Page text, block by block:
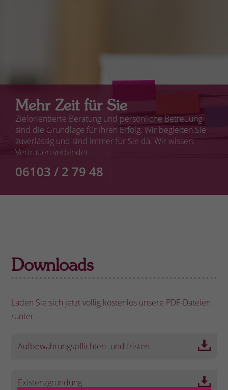
Mehr Zeit für Sie
Zielorientierte Beratung und persönliche Betreuung
sind die Grundlage für Ihren Erfolg. Wir begleiten Sie
zuverlässig und sind immer für Sie da. Wir wissen:
Vertrauen verbindet.
06103 / 2 79 48
Downloads
Laden Sie sich jetzt völlig kostenlos unsere PDF-Dateien
runter
Aufbewahrungspflichten- und fristen
Existenzgründung